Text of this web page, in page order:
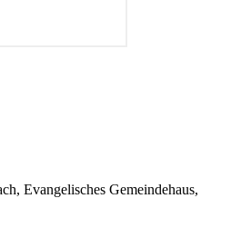
Evangelisches Gemeindehaus,